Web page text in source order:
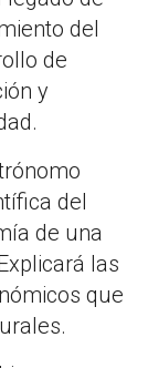
del
de
y
del
de una
las
que